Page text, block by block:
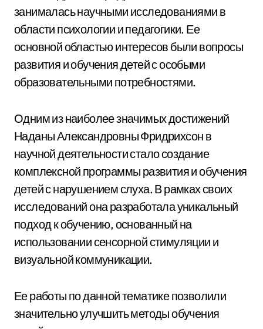
занималась научными исследованиями в
области психологии и педагогики. Ее
основной областью интересов были вопросы
развития и обучения детей с особыми
образовательными потребностями.
Одним из наиболее значимых достижений
Наданы Александровны Фридрихсон в
научной деятельности стало создание
комплексной программы развития и обучения
детей с нарушением слуха. В рамках своих
исследований она разработала уникальный
подход к обучению, основанный на
использовании сенсорной стимуляции и
визуальной коммуникации.
Ее работы по данной тематике позволили
значительно улучшить методы обучения